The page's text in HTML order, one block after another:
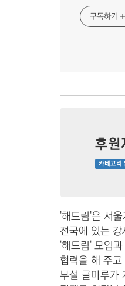
구독하기
후원
카테고리
'해드림'은 서
전국에 있는
'해드림' 모임
협력을 해 주고
부설 글마루가